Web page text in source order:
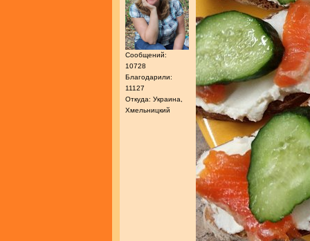
Сообщений:
10728
Благодарили:
11127
Откуда: Украина,
Хмельницкий